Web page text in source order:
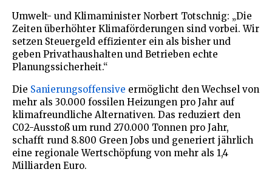
Umwelt- und Klimaminister Norbert Totschnig: „Die
Zeiten überhöhter Klimaförderungen sind vorbei. Wir
setzen Steuergeld effizienter ein als bisher und
geben Privathaushalten und Betrieben echte
Planungssicherheit.“
Die Sanierungsoffensive ermöglicht den Wechsel von
mehr als 30.000 fossilen Heizungen pro Jahr auf
klimafreundliche Alternativen. Das reduziert den
C02-Ausstoß um rund 270.000 Tonnen pro Jahr,
schafft rund 8.800 Green Jobs und generiert jährlich
eine regionale Wertschöpfung von mehr als 1,4
Milliarden Euro.